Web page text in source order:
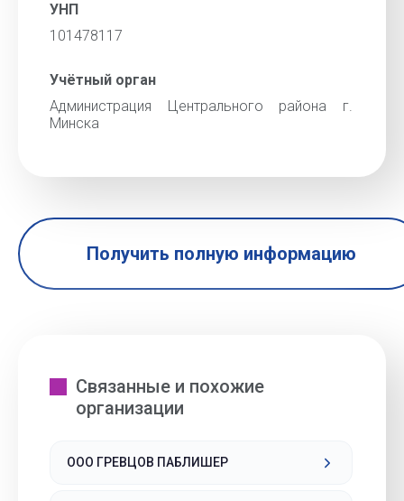
УНП
101478117
Учётный орган
Администрация Центрального района г.
Минска
Получить полную информацию
Связанные и похожие
организации
ООО ГРЕВЦОВ ПАБЛИШЕР